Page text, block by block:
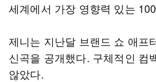
세계에서 가장 영향력 있는
제니는 지난달 브랜드 쇼 애프
신곡을 공개했다. 구체적인 컴
않았다.